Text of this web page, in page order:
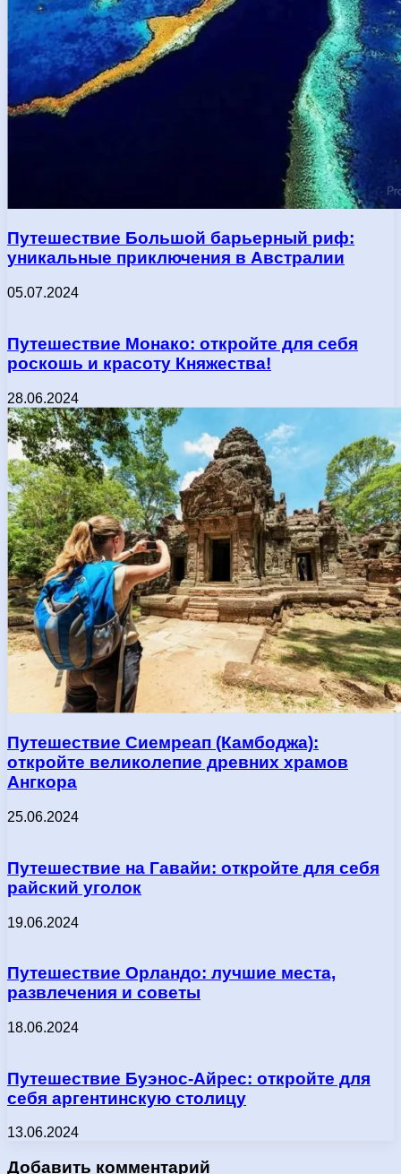
Путешествие Большой барьерный риф:
уникальные приключения в Австралии
05.07.2024
Путешествие Монако: откройте для себя
роскошь и красоту Княжества!
28.06.2024
Путешествие Сиемреап (Камбоджа):
откройте великолепие древних храмов
Ангкора
25.06.2024
Путешествие на Гавайи: откройте для себя
райский уголок
19.06.2024
Путешествие Орландо: лучшие места,
развлечения и советы
18.06.2024
Путешествие Буэнос-Айрес: откройте для
себя аргентинскую столицу
13.06.2024
Добавить комментарий